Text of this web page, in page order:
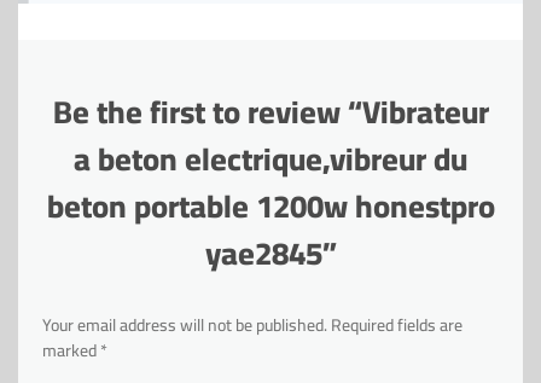
Be the first to review “Vibrateur
a beton electrique,vibreur du
beton portable 1200w honestpro
yae2845”
Your email address will not be published.Required fields are
marked*